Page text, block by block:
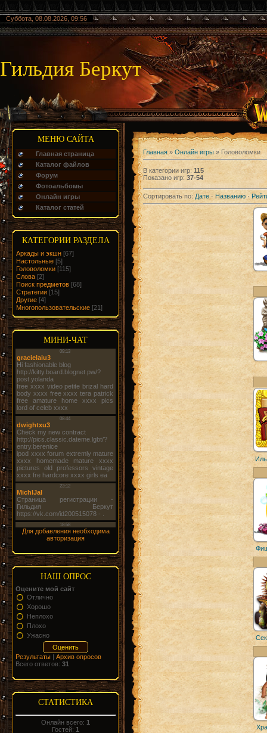
Суббота, 08.08.2026, 09:56
Гильдия Беркут
МЕНЮ САЙТА
Главная страница
Каталог файлов
Форум
Фотоальбомы
Онлайн игры
Каталог статей
КАТЕГОРИИ РАЗДЕЛА
Аркады и экшн [67]
Настольные [5]
Головоломки [115]
Слова [2]
Поиск предметов [68]
Стратегии [15]
Другие [4]
Многопользовательские [21]
МИНИ-ЧАТ
Для добавления необходима
авторизация
НАШ ОПРОС
Оцените мой сайт
Отлично
Хорошо
Неплохо
Плохо
Ужасно
Результаты | Архив опросов
Всего ответов: 31
СТАТИСТИКА
Онлайн всего: 1
Гостей: 1
Главная»Онлайн игры » Головоломки
В категории игр: 115
Показано игр: 37-54
Сортировать по: Дате · Названию ·